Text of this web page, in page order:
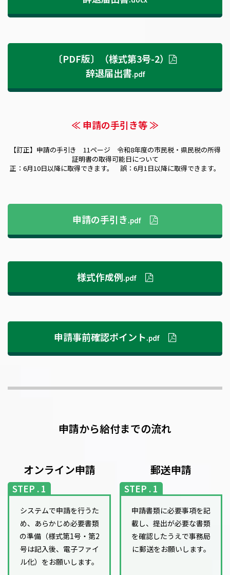
〔PDF版〕（様式第3号-2）
辞退届出書.pdf
≪ 申請の手引き等 ≫
【訂正】申請の手引き 11ページ 令和8年度の市民税・県民税の所得
証明書の取得可能日について
正：6月10日以降に取得できます。 誤：6月1日以降に取得できます。
申請の手引き.pdf
様式作成例.pdf
申請事前確認ポイント.pdf
申請から給付までの流れ
オンライン申請
STEP . 1
システムで申請を行うた
め、あらかじめ必要書類
の準備（様式第1号・第2
号は記入後、電子ファイ
ル化）をお願いします。
郵送申請
STEP . 1
申請書類に必要事項を記
載し、 提出が必要な書類
を確認したうえで事務局
に郵送をお願いします。